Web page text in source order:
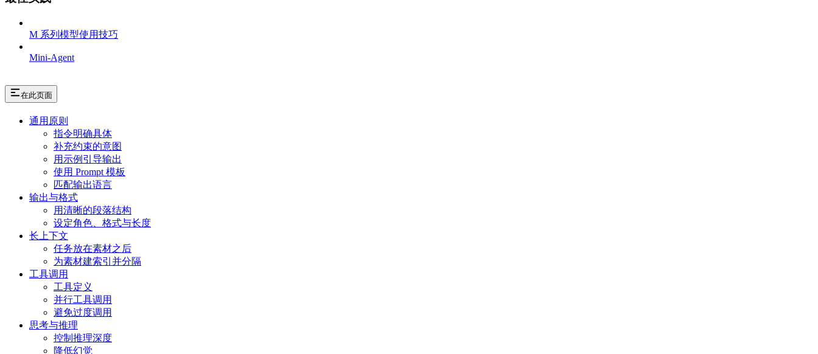
M 系列模型使用技巧
Mini-Agent
在此页面
通用原则
指令明确具体
补充约束的意图
用示例引导输出
使用 Prompt 模板
匹配输出语言
输出与格式
用清晰的段落结构
设定角色、格式与长度
长上下文
任务放在素材之后
为素材建索引并分隔
工具调用
工具定义
并行工具调用
避免过度调用
思考与推理
控制推理深度
降低幻觉